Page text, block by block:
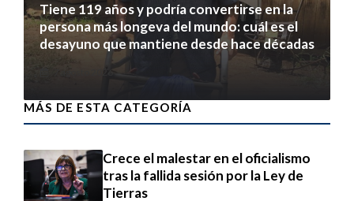
Tiene 119 años y podría convertirse en la
persona más longeva del mundo: cuál es el
desayuno que mantiene desde hace décadas
MÁS DE ESTA CATEGORÍA
Crece el malestar en el oficialismo
tras la fallida sesión por la Ley de
Tierras